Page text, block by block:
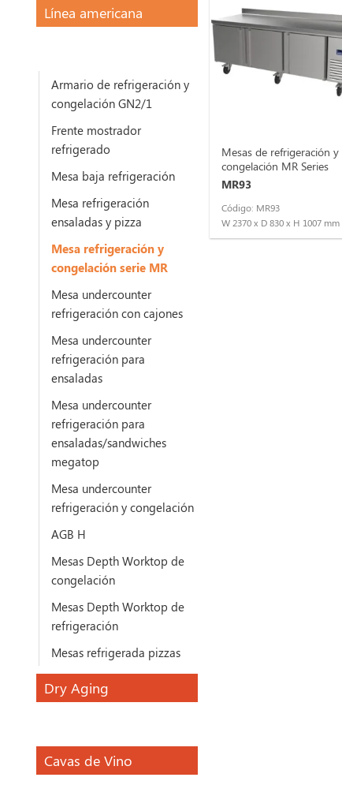
Línea americana
Armario de refrigeración y
congelación GN2/1
Frente mostrador
refrigerado
Mesa baja refrigeración
Mesa refrigeración
ensaladas y pizza
Mesa refrigeración y
congelación serie MR
Mesa undercounter
refrigeración con cajones
Mesa undercounter
refrigeración para
ensaladas
Mesa undercounter
refrigeración para
ensaladas/sandwiches
megatop
Mesa undercounter
refrigeración y congelación
AGB H
Mesas Depth Worktop de
congelación
Mesas Depth Worktop de
refrigeración
Mesas refrigerada pizzas
Dry Aging
Cavas de Vino
Mesas de refrigeración y
congelación MR Series
MR93
Código: MR93
W 2370 x D 830 x H 1007 mm